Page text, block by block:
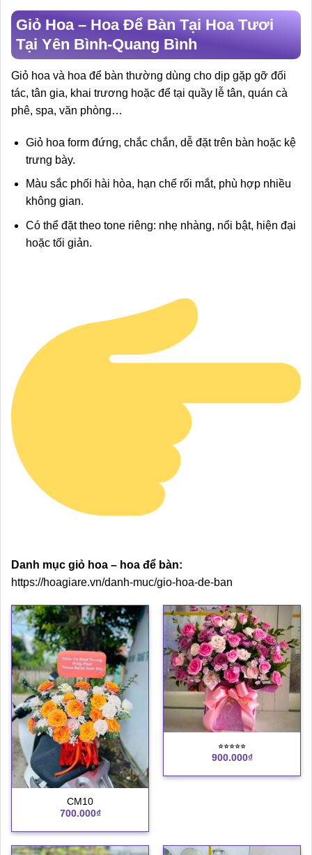
Giỏ Hoa – Hoa Để Bàn Tại Hoa Tươi
Tại Yên Bình-Quang Bình
Giỏ hoa và hoa để bàn thường dùng cho dịp gặp gỡ đối
tác, tân gia, khai trương hoặc để tại quầy lễ tân, quán cà
phê, spa, văn phòng…
Giỏ hoa form đứng, chắc chắn, dễ đặt trên bàn hoặc kệ
trưng bày.
Màu sắc phối hài hòa, hạn chế rối mắt, phù hợp nhiều
không gian.
Có thể đặt theo tone riêng: nhẹ nhàng, nổi bật, hiện đại
hoặc tối giản.
Danh mục giỏ hoa – hoa để bàn:
https://hoagiare.vn/danh-muc/gio-hoa-de-ban
CM10
700.000₫
⭐︎⭐︎⭐︎⭐︎⭐︎
900.000₫